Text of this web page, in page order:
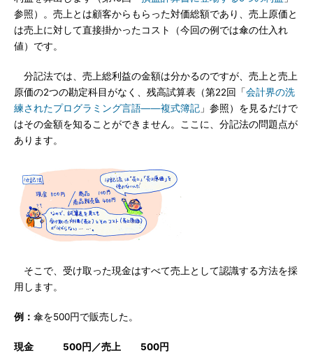
参照）。売上とは顧客からもらった対価総額であり、売上原価と
は売上に対して直接掛かったコスト（今回の例では傘の仕入れ
値）です。
分記法では、売上総利益の金額は分かるのですが、売上と売上
原価の2つの勘定科目がなく、残高試算表（第22回「会計界の洗
練されたプログラミング言語――複式簿記 」参照）を見るだけで
はその金額を知ることができません。ここに、分記法の問題点が
あります。
そこで、受け取った現金はすべて売上として認識する方法を採
用します。
例： 傘を500円で販売した。
現金 500円／売上 500円